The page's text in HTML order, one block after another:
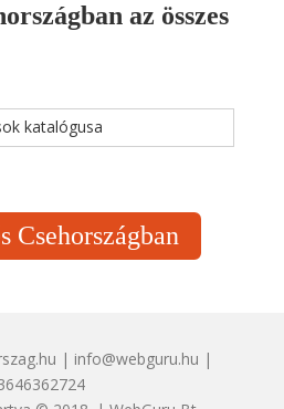
az összes
katalógusa
Csehországban
| info@webguru.hu |